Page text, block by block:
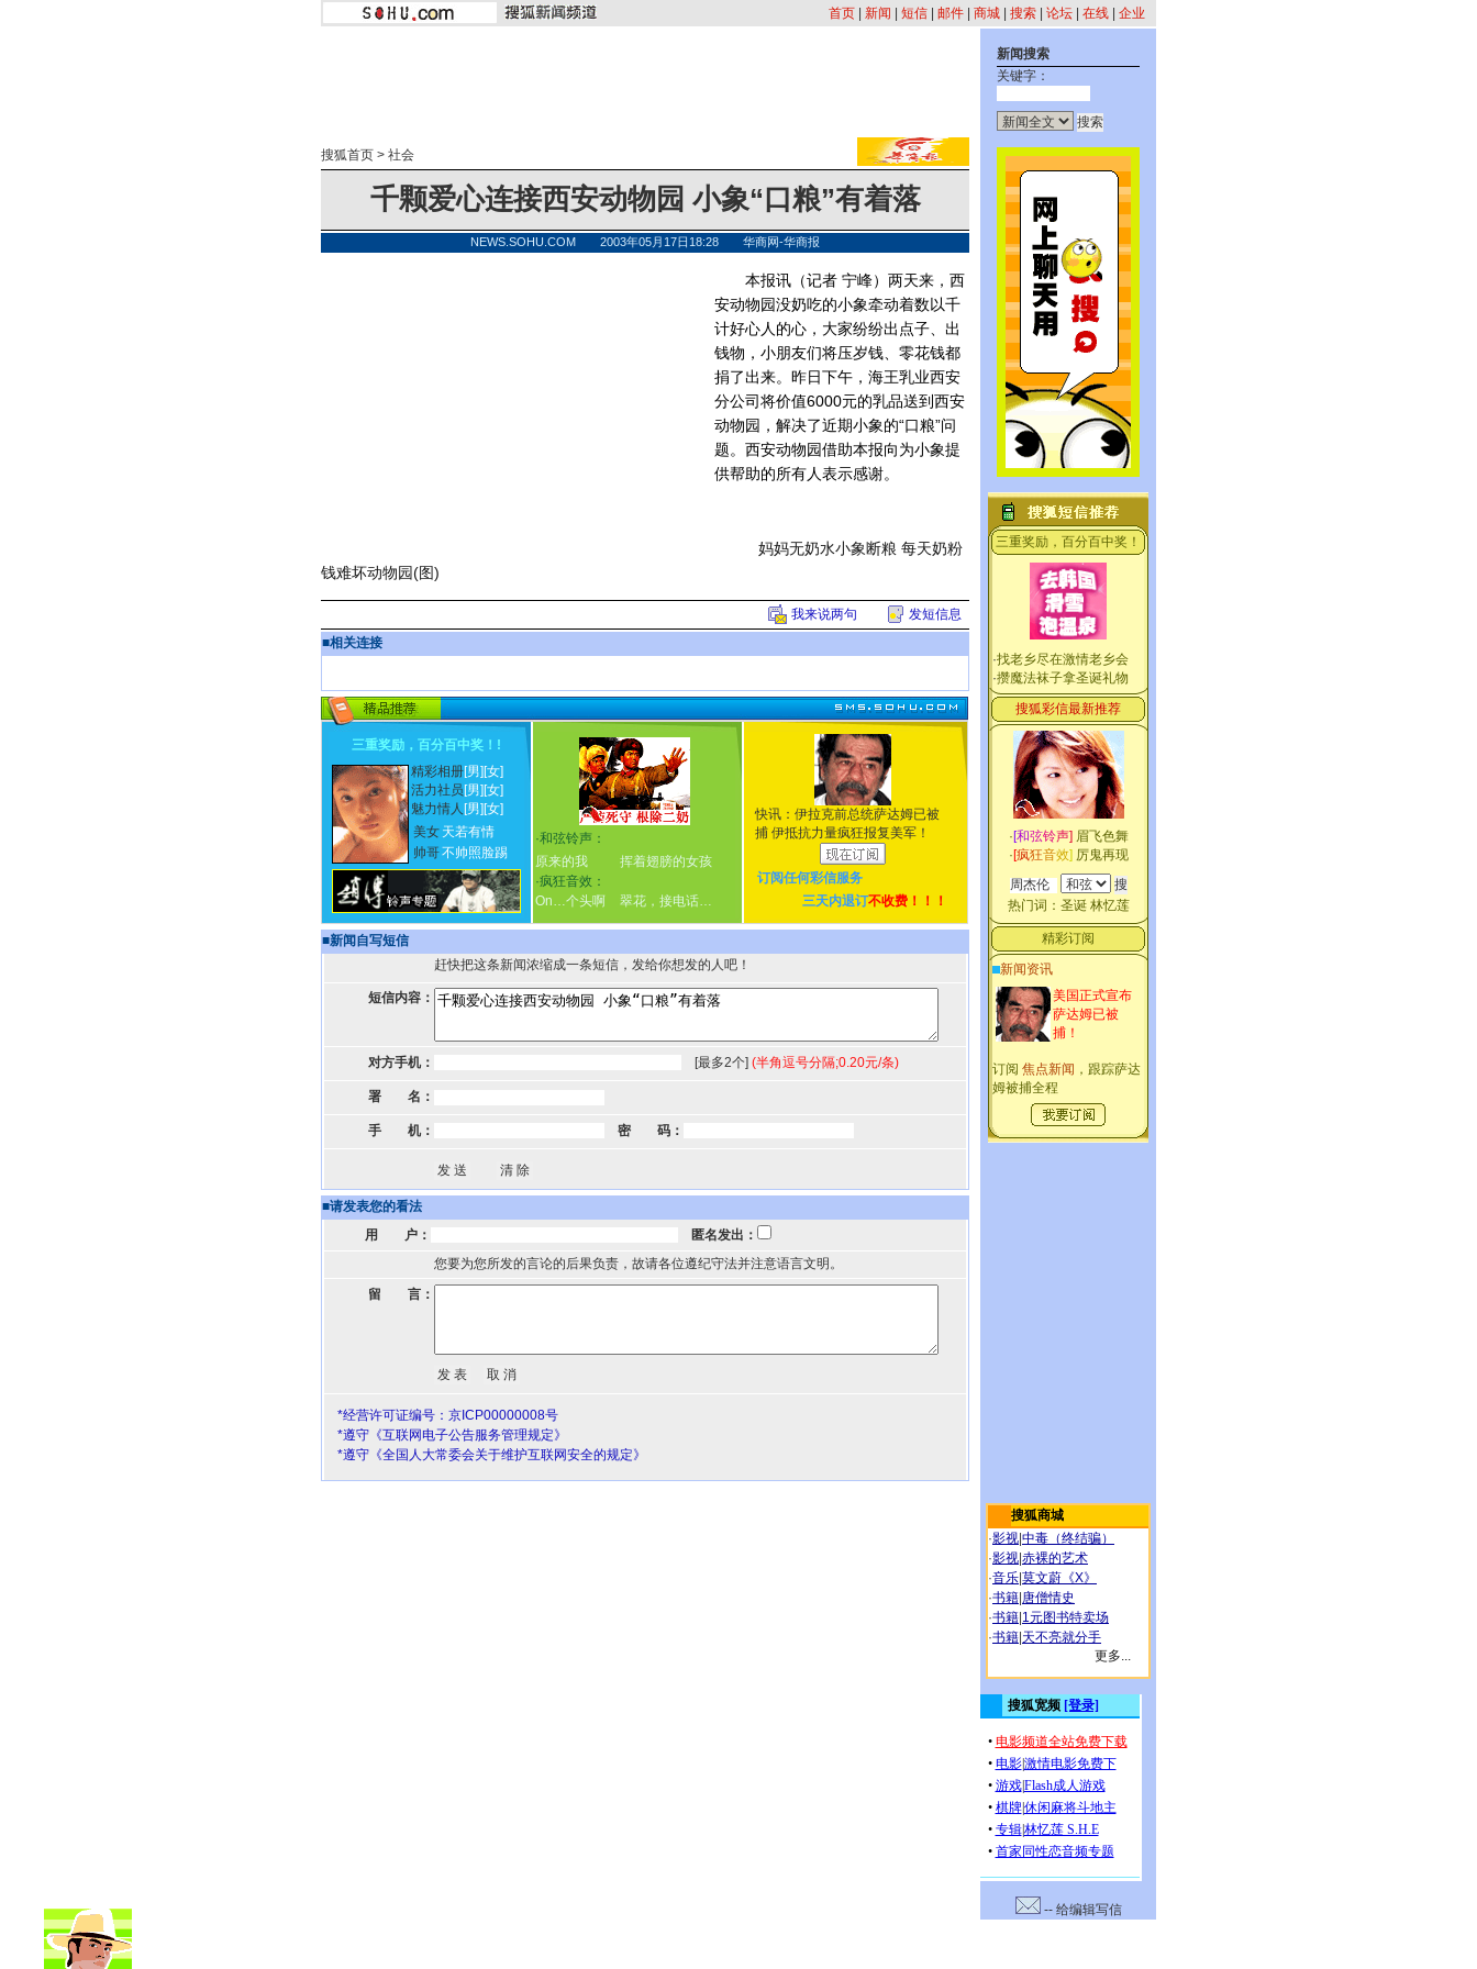
首页 新闻 短信 邮件 商城 搜索 论坛 在线 企业
搜狐首页 > 社会
千颗爱心连接西安动物园 小象“口粮”有着落
NEWS.SOHU.COM 2003年05月17日18:28 华商网-华商报
本报讯（记者 宁峰）两天来，西
安动物园没奶吃的小象牵动着数以千
计好心人的心，大家纷纷出点子、出
钱物，小朋友们将压岁钱、零花钱都
捐了出来。昨日下午，海王乳业西安
分公司将价值6000元的乳品送到西安
动物园，解决了近期小象的“口粮”问
题。西安动物园借助本报向为小象提
供帮助的所有人表示感谢。
妈妈无奶水小象断粮 每天奶粉
钱难坏动物园(图)
我来说两句
发短信息
■相关连接
三重奖励，百分百中奖！ !
精彩相册[男] [女]
活力社员 [男] [女]
魅力情人 [男] [女]
美女 天若有情
帅哥不帅照脸踢
·和弦铃声：
原来的我
挥着翅膀的女孩
·疯狂音效：
On…个头啊
翠花，接电话…
快讯：伊拉克前总统萨达姆已被
捕 伊抵抗力量疯狂报复美军！
订阅任何彩信服务
三天内退订不收费！！！
■新闻自写短信
赶快把这条新闻浓缩成一条短信，发给你想发的人吧！
短信内容：
对方手机： [最多2个] (半角逗号分隔;0.20元/条)
署 名：
手 机： 密 码：
■请发表您的看法
用 户：
匿名发出：
您要为您所发的言论的后果负责，故请各位遵纪守法并注意语言文明。
留 言：
*经营许可证编号：京ICP00000008号
*遵守《互联网电子公告服务管理规定》
*遵守《全国人大常委会关于维护互联网安全的规定》
新闻搜索
关键字：
三重奖励，百分百中奖！
·找老乡尽在激情老乡会
·攒魔法袜子拿圣诞礼物
搜狐彩信最新推荐
·[和弦铃声] 眉飞色舞
·[疯狂音效] 厉鬼再现
热门词： 圣诞 林忆莲
精彩订阅
新闻资讯
美国正式宣布
萨达姆已被
捕！
订阅 焦点新闻 ，跟踪萨达
姆被捕全程
搜狐商城
·影视 中毒（终结骗）
·影视 赤裸的艺术
·音乐 莫文蔚《X》
·书籍 唐僧情史
·书籍 1元图书特卖场
·书籍 天不亮就分手
更多...
-- 给编辑写信